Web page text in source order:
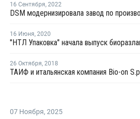
16 Сентября, 2022
16 Июня, 2020
"НТЛ Упаковка" начала выпуск
26 Октября, 2018
07 Ноября, 2025